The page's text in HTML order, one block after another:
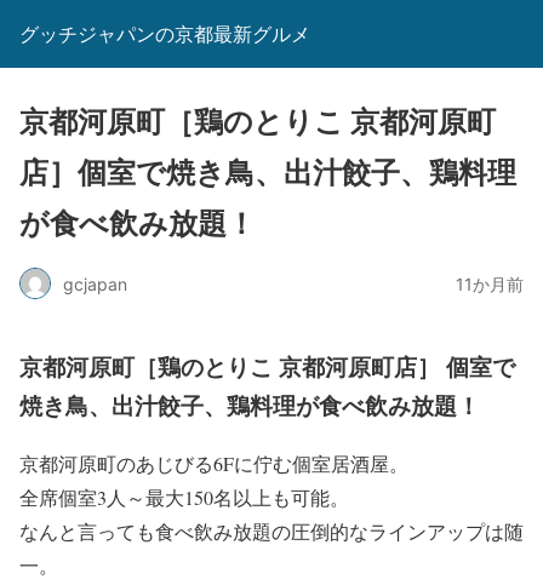
グッチジャパンの京都最新グルメ
京都河原町［鶏のとりこ 京都河原町
店］個室で焼き鳥、出汁餃子、鶏料理
が食べ飲み放題！
gcjapan 11か月前
京都河原町［鶏のとりこ 京都河原町店］ 個室で
焼き鳥、出汁餃子、鶏料理が食べ飲み放題！
京都河原町のあじびる6Fに佇む個室居酒屋。
全席個室3人～最大150名以上も可能。
なんと言っても食べ飲み放題の圧倒的なラインアップは随
一。